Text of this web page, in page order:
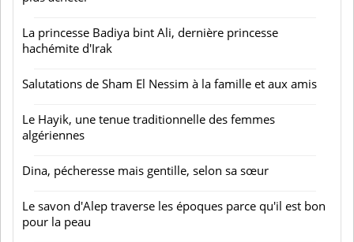
6 aliments industriels malsains que vous ne voudrez
plus acheter
La princesse Badiya bint Ali, dernière princesse
hachémite d'Irak
Salutations de Sham El Nessim à la famille et aux amis
Le Hayik, une tenue traditionnelle des femmes
algériennes
Dina, pécheresse mais gentille, selon sa sœur